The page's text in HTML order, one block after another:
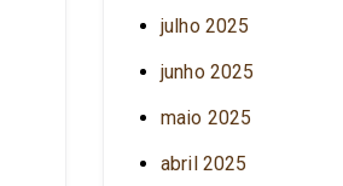
julho 2025
junho 2025
maio 2025
abril 2025